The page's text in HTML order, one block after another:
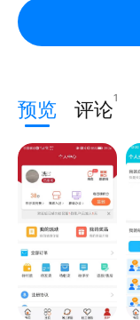
预览 评论1